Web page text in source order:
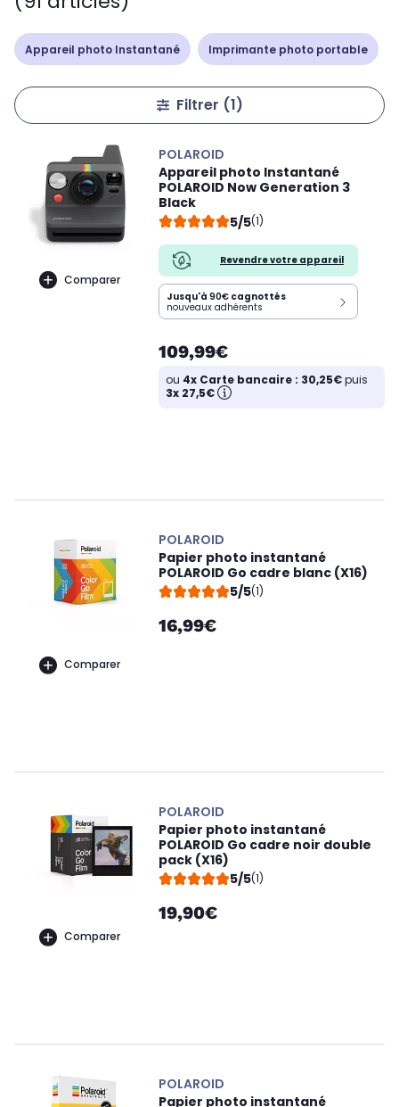
Appareil photo Instantané Imprimante photo portable
Filtrer (1)
Comparer
POLAROID
Appareil photo Instantané
POLAROID Now Generation 3
Black
5/5(1)
Revendre votre appareil
Jusqu'à 90€ cagnottés
nouveaux adhérents
109,99€
ou 4x Carte bancaire : 30,25€puis
3x 27,5€
Comparer
POLAROID
Papier photo instantané
POLAROID Go cadre blanc (X16)
5/5(1)
16,99€
Comparer
POLAROID
Papier photo instantané
POLAROID Go cadre noir double
pack (X16)
5/5(1)
19,90€
POLAROID
Papier photo instantané